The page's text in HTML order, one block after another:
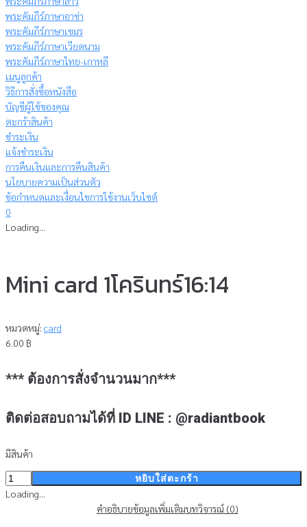
พระคัมภีร์ภาษาอาข่า
พระคัมภีร์ภาษาเขมร
พระคัมภีร์ภาษาเวียดนาม
พระคัมภีร์ภาษาไทย-เกาหลี
เมนูลูกค้า
วิธีการสั่งซื้อหนังสือ
บัญชีผู้ใช้ของคุณ
ตะกร้าสินค้า
ชำระเงิน
แจ้งชำระเงิน
การคืนเงินและการคืนสินค้า
นโยบายความเป็นส่วนตัว
ข้อกำหนดและเงื่อนไขการใช้งานเว็บไซต์
0
Loading...
Mini card 1โครินทร์16:14
หมวดหมู่: card
6.00 ฿
*** ต้องการสั่งจำนวนมาก***
ติดต่อสอบถามได้ที่ ID LINE : @radiantbook
มีสินค้า
จำนวน
Mini
หยิบใส่ตะกร้า
Loading...
คำอธิบายข้อมูลเพิ่มเติมบทวิจารณ์ (0)